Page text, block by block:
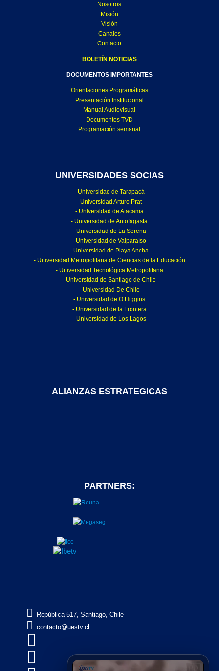
Nosotros
Misión
Visión
Canales
Contacto
BOLETÍN NOTICIAS
DOCUMENTOS IMPORTANTES
Orientaciones Programáticas
Presentación Institucional
Manual Audiovisual
Documentos TVD
Programación semanal
UNIVERSIDADES SOCIAS
- Universidad de Tarapacá
- Universidad Arturo Prat
- Universidad de Atacama
- Universidad de Antofagasta
- Universidad de La Serena
- Universidad de Valparaíso
- Universidad de Playa Ancha
- Universidad Metropolitana de Ciencias de la Educación
- Universidad Tecnológica Metropolitana
- Universidad de Santiago de Chile
- Universidad De Chile
- Universidad de O’Higgins
- Universidad de la Frontera
- Universidad de Los Lagos
ALIANZAS ESTRATEGICAS
PARTNERS:
 República 517, Santiago, Chile
 contacto@uestv.cl

